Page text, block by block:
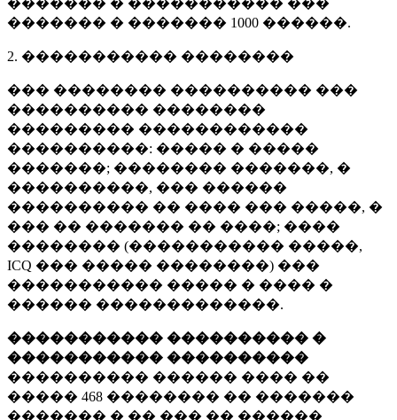
������� � ����������� ���
������� � ������� 1000 ������.
2. ����������� ��������
��� �������� ���������� ���
���������� ��������
��������� ������������
����������: ����� � �����
�������; �������� �������, �
����������, ��� ������
���������� �� ���� ��� �����, �
��� �� ������� �� ����; ����
�������� (����������� �����,
ICQ ��� ����� ��������) ���
����������� ����� � ���� �
������ �������������.
����������� ���������� �
����������� ����������
���������� ������ ���� ��
����� 468 �������� �� �������
������� � �� ��� �� ������